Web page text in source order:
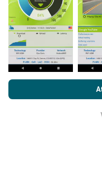
žemėlapiai!Visi
žemėlapiuose.
skaičiavimo parodymus.
Kaip atliekami
,
vartotojo